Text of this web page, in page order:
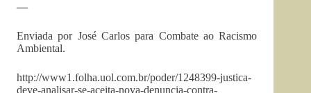
—
Enviada por José Carlos para Combate ao Racismo
Ambiental.
http://www1.folha.uol.com.br/poder/1248399-justica-
deve-analisar-se-aceita-nova-denuncia-contra-